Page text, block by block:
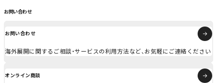
お問い合わせ
お問い合わせ
海外展開に関するご相談・サービスの利用方法など、お気軽にご連絡ください
オンライン商談